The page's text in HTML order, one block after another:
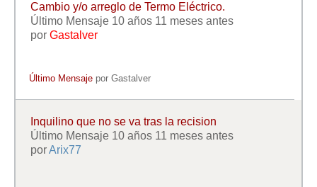
Cambio y/o arreglo de Termo Eléctrico.
Último Mensaje 10 años 11 meses antes
por Gastalver
Último Mensaje porGastalver
Inquilino que no se va tras la recision
Último Mensaje 10 años 11 meses antes
porArix77